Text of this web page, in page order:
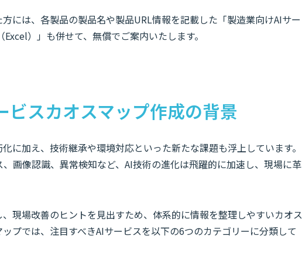
には、各製品の製品名や製品URL情報を記載した「製造業向けAIサー
）」も併せて、無償でご案内いたします。
スカオスマップ作成の背景
に加え、技術継承や環境対応といった新たな課題も浮上しています。
画像認識、異常検知など、AI技術の進化は飛躍的に加速し、現場に革
現場改善のヒントを見出すため、体系的に情報を整理しやすいカオス
プでは、注目すべきAIサービスを以下の6つのカテゴリーに分類して